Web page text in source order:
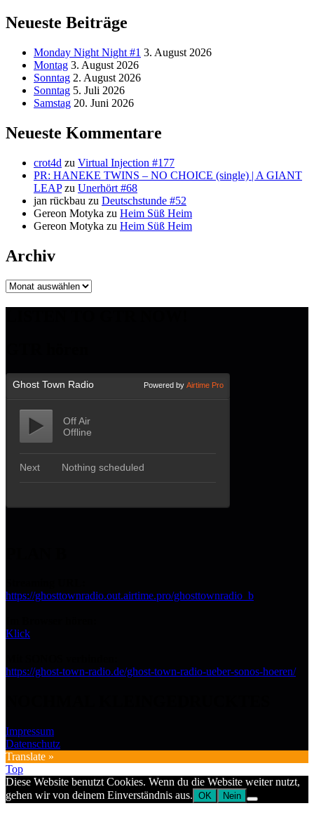
Neueste Beiträge
Monday Night Night #1 3. August 2026
Montag 3. August 2026
Sonntag 2. August 2026
Sonntag 5. Juli 2026
Samstag 20. Juni 2026
Neueste Kommentare
crot4d zu Virtual Injection #177
PR: HANEKE TWINS – NO CHOICE (single) | A GIANT
LEAPzu Unerhört #68
jan rückbau zu Deutschstunde #52
Gereon Motyka zu Heim Süß Heim
Gereon Motyka zu Heim Süß Heim
Archiv
Archiv
https://ghosttownradio.out.airtime.pro/ghosttownradio_b
Klick
https://ghost-town-radio.de/ghost-town-radio-ueber-sonos-hoeren/
Impressum
Datenschutz
Translate »
Top
Diese Website benutzt Cookies. Wenn du die Website weiter nutzt,
gehen wir von deinem Einverständnis aus. OK Nein